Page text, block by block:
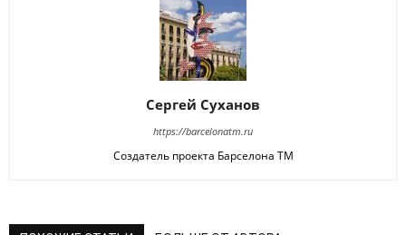
Сергей Суханов
https://barcelonatm.ru
Создатель проекта Барселона ТМ